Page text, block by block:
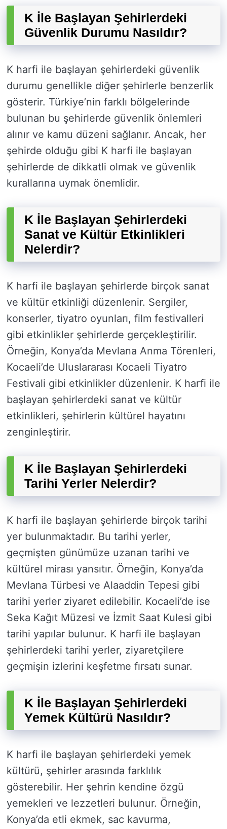
K İle Başlayan Şehirlerdeki
Güvenlik Durumu Nasıldır?
K harfi ile başlayan şehirlerdeki güvenlik
durumu genellikle diğer şehirlerle benzerlik
gösterir. Türkiye’nin farklı bölgelerinde
bulunan bu şehirlerde güvenlik önlemleri
alınır ve kamu düzeni sağlanır. Ancak, her
şehirde olduğu gibi K harfi ile başlayan
şehirlerde de dikkatli olmak ve güvenlik
kurallarına uymak önemlidir.
K İle Başlayan Şehirlerdeki
Sanat ve Kültür Etkinlikleri
Nelerdir?
K harfi ile başlayan şehirlerde birçok sanat
ve kültür etkinliği düzenlenir. Sergiler,
konserler, tiyatro oyunları, film festivalleri
gibi etkinlikler şehirlerde gerçekleştirilir.
Örneğin, Konya’da Mevlana Anma Törenleri,
Kocaeli’de Uluslararası Kocaeli Tiyatro
Festivali gibi etkinlikler düzenlenir. K harfi ile
başlayan şehirlerdeki sanat ve kültür
etkinlikleri, şehirlerin kültürel hayatını
zenginleştirir.
K İle Başlayan Şehirlerdeki
Tarihi Yerler Nelerdir?
K harfi ile başlayan şehirlerde birçok tarihi
yer bulunmaktadır. Bu tarihi yerler,
geçmişten günümüze uzanan tarihi ve
kültürel mirası yansıtır. Örneğin, Konya’da
Mevlana Türbesi ve Alaaddin Tepesi gibi
tarihi yerler ziyaret edilebilir. Kocaeli’de ise
Seka Kağıt Müzesi ve İzmit Saat Kulesi gibi
tarihi yapılar bulunur. K harfi ile başlayan
şehirlerdeki tarihi yerler, ziyaretçilere
geçmişin izlerini keşfetme fırsatı sunar.
K İle Başlayan Şehirlerdeki
Yemek Kültürü Nasıldır?
K harfi ile başlayan şehirlerdeki yemek
kültürü, şehirler arasında farklılık
gösterebilir. Her şehrin kendine özgü
yemekleri ve lezzetleri bulunur. Örneğin,
Konya’da etli ekmek, sac kavurma,